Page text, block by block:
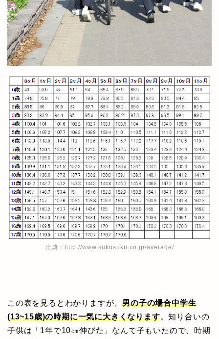
出典： http://www.sukusuku.co.jp/average/
この表を見るとわかりますが、男の子の場合中学生
(13~15歳)の時期に一気に大きくなります。知り合いの
子供は「1年で10㎝伸びた」なんて子もいたので、時期